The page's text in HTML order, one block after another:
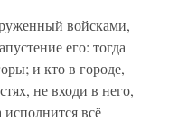
войсками,
его: тогда
и кто в городе,
не входи в него,
всё